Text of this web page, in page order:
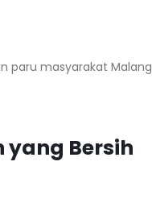
paru masyarakat Malang
yang Bersih